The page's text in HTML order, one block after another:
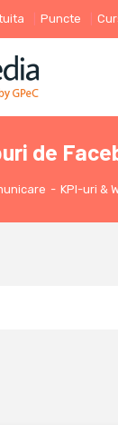
Puncte
de
- KPI-uri &